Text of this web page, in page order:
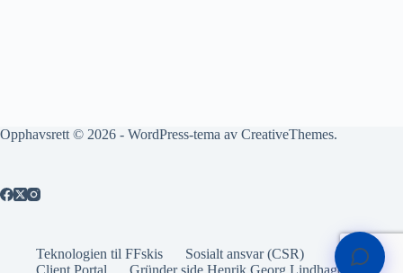
Opphavsrett © 2026 - WordPress-tema av CreativeThemes.
Teknologien til FFskis
Sosialt ansvar (CSR)
Client Portal
Gründer side Henrik Georg Lindhagen